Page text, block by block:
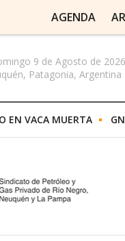
AGENDA
9 de Agosto de 2026
Patagonia, Argentina
EN VACA MUERTA